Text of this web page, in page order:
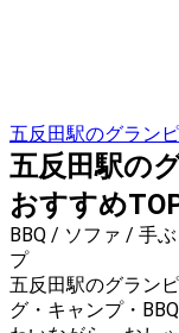
五反田駅のグラン
五反田駅の
おすすめ
BBQ / ソファ / 手
プ
五反田駅のグラン
グ・キャンプ・